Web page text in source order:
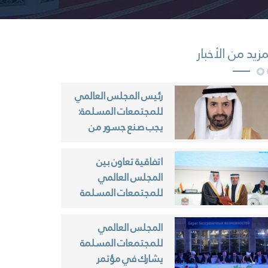
من الأخبار
رئيس المجلس العالمي
للمجتمعات المسلمة:
يجب صنع جسور من
مجتمعاتنا
اتفاقية تعاون بين
المجلس العالمي
للمجتمعات المسلمة
الإسلامي للتربية
والعلوم والثقافة
(الإيسيسكو)
المجلس العالمي
للمجتمعات المسلمة
يشارك في مؤتمر